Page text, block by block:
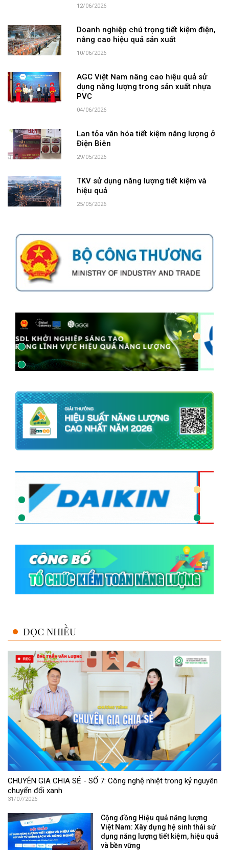
12/06/2026
Doanh nghiệp chú trọng tiết kiệm điện,
nâng cao hiệu quả sản xuất
10/06/2026
AGC Việt Nam nâng cao hiệu quả sử
dụng năng lượng trong sản xuất nhựa
PVC
04/06/2026
Lan tỏa văn hóa tiết kiệm năng lượng ở
Điện Biên
29/05/2026
TKV sử dụng năng lượng tiết kiệm và
hiệu quả
25/05/2026
ĐỌC NHIỀU
CHUYÊN GIA CHIA SẺ - SỐ 7: Công nghệ nhiệt trong kỷ nguyên
chuyển đổi xanh
31/07/2026
Cộng đồng Hiệu quả năng lượng
Việt Nam: Xây dựng hệ sinh thái sử
dụng năng lượng tiết kiệm, hiệu quả
và bền vững